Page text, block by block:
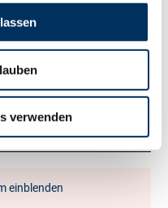
verwenden
106
110
93
einblenden